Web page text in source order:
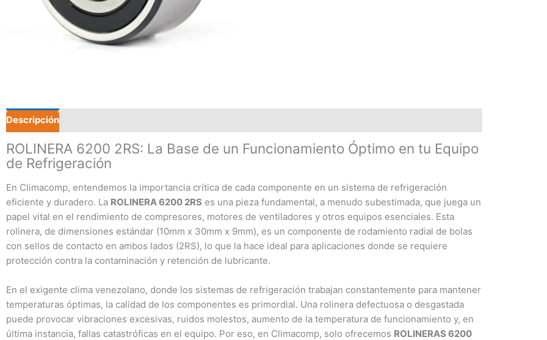
Descripción
ROLINERA 6200 2RS: La Base de un Funcionamiento Óptimo en tu Equipo
de Refrigeración
En Climacomp, entendemos la importancia crítica de cada componente en un sistema de refrigeración
eficiente y duradero. La ROLINERA 6200 2RS es una pieza fundamental, a menudo subestimada, que juega un
papel vital en el rendimiento de compresores, motores de ventiladores y otros equipos esenciales. Esta
rolinera, de dimensiones estándar (10mm x 30mm x 9mm), es un componente de rodamiento radial de bolas
con sellos de contacto en ambos lados (2RS), lo que la hace ideal para aplicaciones donde se requiere
protección contra la contaminación y retención de lubricante.
En el exigente clima venezolano, donde los sistemas de refrigeración trabajan constantemente para mantener
temperaturas óptimas, la calidad de los componentes es primordial. Una rolinera defectuosa o desgastada
puede provocar vibraciones excesivas, ruidos molestos, aumento de la temperatura de funcionamiento y, en
última instancia, fallas catastróficas en el equipo. Por eso, en Climacomp, solo ofrecemos ROLINERAS 6200